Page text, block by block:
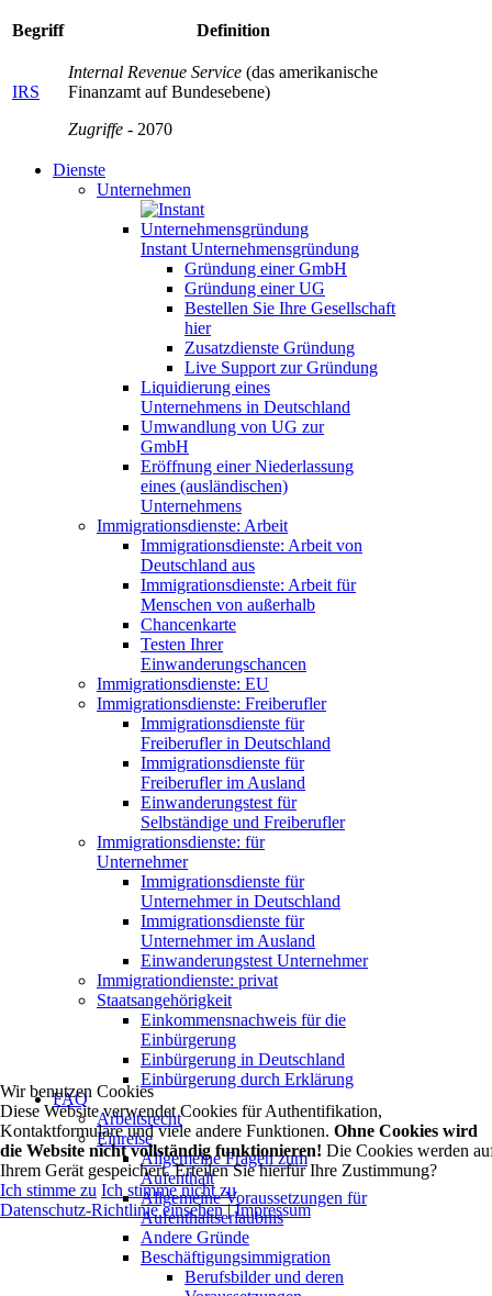
Begriff Definition
IRS
Internal Revenue Service (das amerikanische
Finanzamt auf Bundesebene)
Zugriffe - 2070
Dienste
Unternehmen
Instant Unternehmensgründung
Gründung einer GmbH
Gründung einer UG
Bestellen Sie Ihre Gesellschaft
hier
Zusatzdienste Gründung
Live Support zur Gründung
Liquidierung eines
Unternehmens in Deutschland
Umwandlung von UG zur
GmbH
Eröffnung einer Niederlassung
eines (ausländischen)
Unternehmens
Immigrationsdienste: Arbeit
Immigrationsdienste: Arbeit von
Deutschland aus
Immigrationsdienste: Arbeit für
Menschen von außerhalb
Chancenkarte
Testen Ihrer
Einwanderungschancen
Immigrationsdienste: EU
Immigrationsdienste: Freiberufler
Immigrationsdienste für
Freiberufler in Deutschland
Immigrationsdienste für
Freiberufler im Ausland
Einwanderungstest für
Selbständige und Freiberufler
Immigrationsdienste: für
Unternehmer
Immigrationsdienste für
Unternehmer in Deutschland
Immigrationsdienste für
Unternehmer im Ausland
Einwanderungstest Unternehmer
Immigrationdienste: privat
Staatsangehörigkeit
Einkommensnachweis für die
Einbürgerung
Einbürgerung in Deutschland
Einbürgerung durch Erklärung
FAQ
Arbeitsrecht
Einreise
Allgemeine Fragen zum
Aufenthalt
Allgemeine Voraussetzungen für
Aufenthaltserlaubnis
Andere Gründe
Beschäftigungsimmigration
Berufsbilder und deren
Wir benutzen Cookies
Diese Website verwendet Cookies für Authentifikation,
Kontaktformulare und viele andere Funktionen. Ohne Cookies wird
die Website nicht vollständig funktionieren! Die Cookies werden
Ihrem Gerät gespeichert. Erteilen Sie hierfür Ihre Zustimmung?
Ich stimme zu Ich stimme nicht zu
Datenschutz-Richtlinie einsehen|Impressum